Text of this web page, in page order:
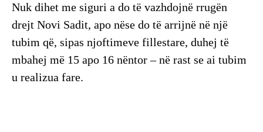
Nuk dihet me siguri a do të vazhdojnë rrugën
drejt Novi Sadit, apo nëse do të arrijnë në një
tubim që, sipas njoftimeve fillestare, duhej të
mbahej më 15 apo 16 nëntor – në rast se ai tubim
u realizua fare.